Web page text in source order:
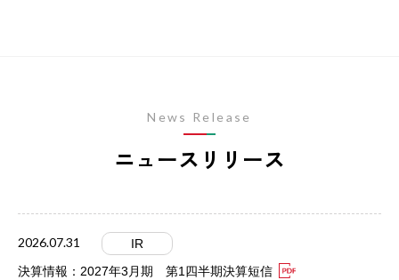
ニュースリリース
News Release
2026.07.31
IR
決算情報：2027年3月期 第1四半期決算短信